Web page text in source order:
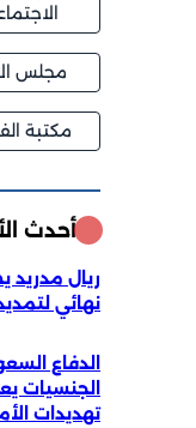
مجلس
مكتبة
أحدث
ريال
نهائي
الدفاع
الجنسيات
تهديدات